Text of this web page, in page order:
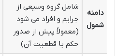
دامنه
شمول
شامل گروه وسیعی از
جرایم و افراد می شود
(معمولاً پیش از صدور
حکم یا قطعیت آن)